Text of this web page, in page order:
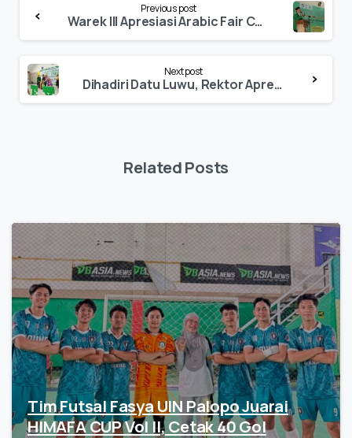
Reading
Previous post
Warek III Apresiasi Arabic Fair Competition yang Digelar IKA PBA STAIN-IAIN Palopo yang Diikuti 409 Siswa
Next post
Dihadiri Datu Luwu, Rektor Apresiasi Malam Puncak TBI Expo Pascasarjana IAIN Palopo
Related Posts
Tim Futsal Fasya UIN Palopo Juarai
HIMAFA CUP Vol II, Cetak 40 Gol